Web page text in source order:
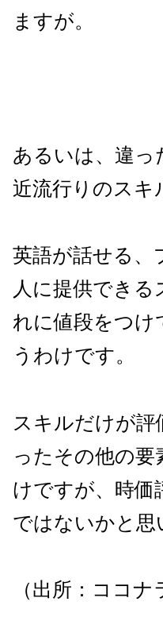
ますが。
あるいは、違っ
近流行りのスキ
英語が話せる、
人に提供でき
れに値段をつ
うわけです。
スキルだけが
ったその他の
けですが、時価
ではないかと思
（出所：ココナ